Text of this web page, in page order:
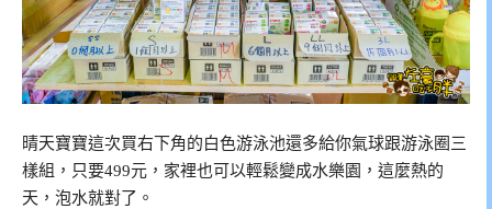
晴天寶寶這次買右下角的白色游泳池還多給你氣球跟游泳圈三
樣組，只要499元，家裡也可以輕鬆變成水樂園，這麼熱的
天，泡水就對了。